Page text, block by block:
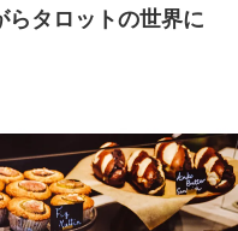
らタロットの世界に